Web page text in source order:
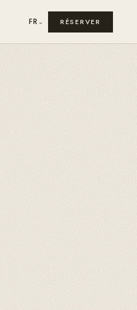
FR⌄ RÉSERVER